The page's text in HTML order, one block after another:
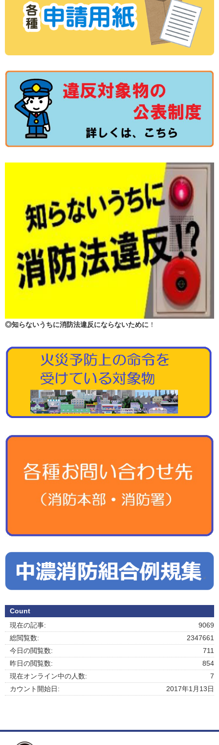
◎知らないうちに消防法違反にならないために ！
Count
9069
現在の記事:
2347661
総閲覧数:
711
今日の閲覧数:
854
昨日の閲覧数:
7
現在オンライン中の人数:
2017年1月13日
カウント開始日: